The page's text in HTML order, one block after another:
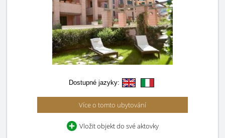
Dostupné jazyky:
Více o tomto ubytování
Vložit objekt do své aktovky